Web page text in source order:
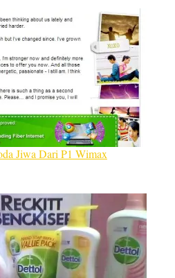
Jiwa Dari P1 Wimax